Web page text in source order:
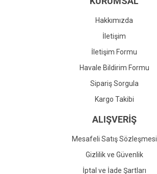
Gönder
Hakkımızda
İletişim
İletişim Formu
Havale Bildirim Formu
Sipariş Sorgula
Kargo Takibi
ALIŞVERİŞ
Mesafeli Satış Sözleşmesi
Gizlilik ve Güvenlik
İptal ve İade Şartları